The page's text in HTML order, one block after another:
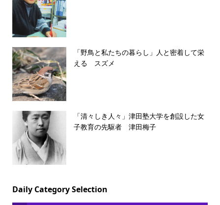
「野鳥と私たちの暮らし」人と密着して栄
える スズメ
「清々しき人々」津田塾大学を創設した女
子教育の先駆者 津田梅子
Daily Category Selection